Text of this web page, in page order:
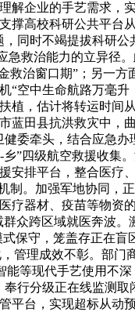
解企业的手艺需求，
高校科研公共平台
同时不竭提拔科研
救治能力的立异径
救治窗口期”；另一方
“空中生命航路万毫
植，估计将转运时间
蓝田县抗洪救灾中，
委牵头，结合应急
”四级航空救援收集
安排平台，整合医疗
制。加强军地协同，
疗器材、疫苗等物资
众跨区域就医奔波。
保守，笼盖存正在盲
管理成效不彰。部门
等现代手艺使用不
行分级正在线监测
平台，实现超标从动